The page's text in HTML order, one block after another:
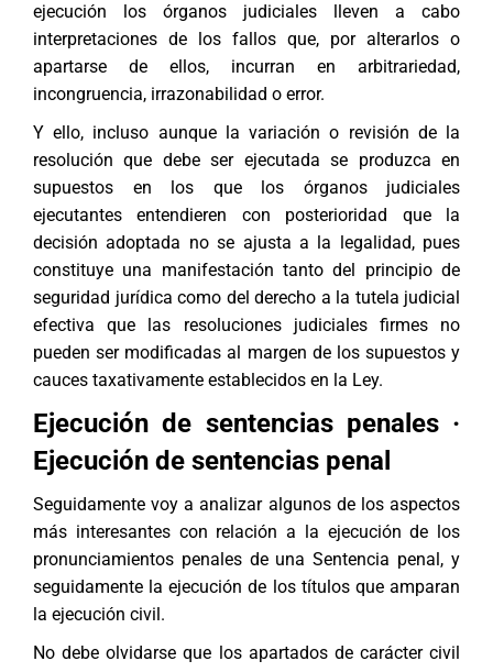
ejecución los órganos judiciales lleven a cabo
interpretaciones de los fallos que, por alterarlos o
apartarse de ellos, incurran en arbitrariedad,
incongruencia, irrazonabilidad o error.
Y ello, incluso aunque la variación o revisión de la
resolución que debe ser ejecutada se produzca en
supuestos en los que los órganos judiciales
ejecutantes entendieren con posterioridad que la
decisión adoptada no se ajusta a la legalidad, pues
constituye una manifestación tanto del principio de
seguridad jurídica como del derecho a la tutela judicial
efectiva que las resoluciones judiciales firmes no
pueden ser modificadas al margen de los supuestos y
cauces taxativamente establecidos en la Ley.
Ejecución de sentencias penales ·
Ejecución de sentencias penal
Seguidamente voy a analizar algunos de los aspectos
más interesantes con relación a la ejecución de los
pronunciamientos penales de una Sentencia penal, y
seguidamente la ejecución de los títulos que amparan
la ejecución civil.
No debe olvidarse que los apartados de carácter civil